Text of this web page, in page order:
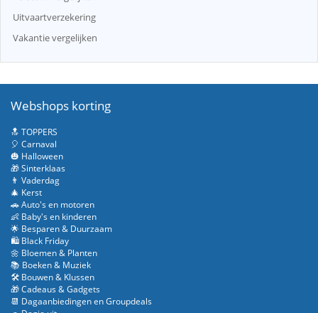
Uitvaartverzekering
Vakantie vergelijken
Webshops korting
🔝 TOPPERS
🎈 Carnaval
🎃 Halloween
🎁 Sinterklaas
👨 Vaderdag
🎄 Kerst
🚗 Auto's en motoren
👶 Baby's en kinderen
🌟 Besparen & Duurzaam
🛍️ Black Friday
🌼 Bloemen & Planten
📚 Boeken & Muziek
🛠️ Bouwen & Klussen
🎁 Cadeaus & Gadgets
📆 Dagaanbiedingen en Groupdeals